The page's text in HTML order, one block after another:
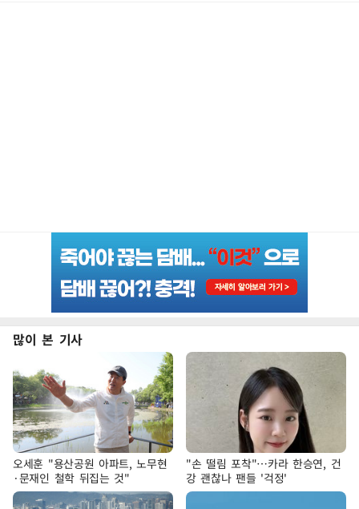
많이 본 기사
오세훈 "용산공원 아파트, 노무현
·문재인 철학 뒤집는 것"
"손 떨림 포착"…카라 한승연, 건
강 괜찮나 팬들 '걱정'